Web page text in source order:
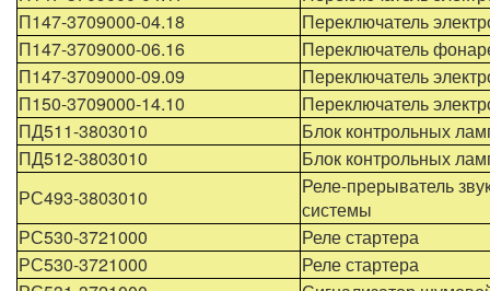
П147-3709000-04.18
Переключатель
П147-3709000-06.16
Переключатель
П147-3709000-09.09
Переключатель
П150-3709000-14.10
Переключатель
ПД511-3803010
Блок контрольных
ПД512-3803010
Блок контрольных
РС493-3803010
Реле-прерыватель
системы
РС530-3721000
Реле стартера
РС530-3721000
Реле стартера